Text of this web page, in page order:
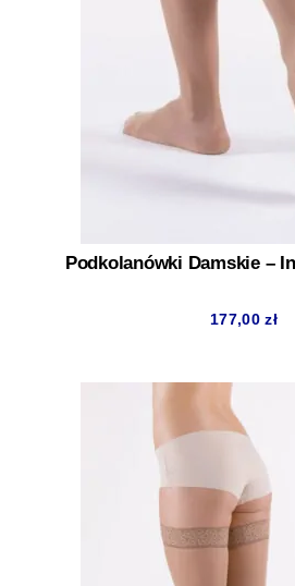
Podkolanówki Damskie –
177,00zł